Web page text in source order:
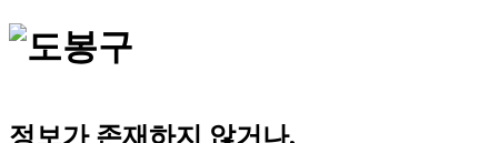
정보가 존재하지 않거나,